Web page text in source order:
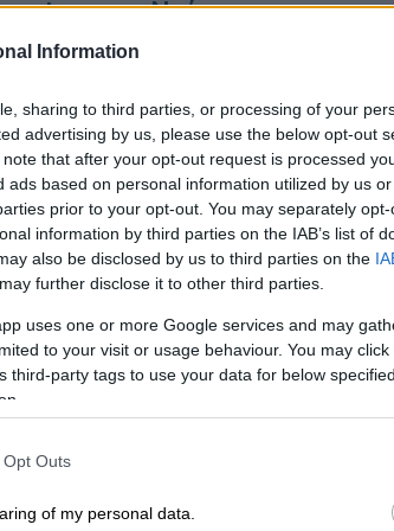
Information
sharing to third parties, or processing of your
advertising by us, please use the below opt-out
that after your opt-out request is processed
ads based on personal information utilized by us
prior to your opt-out. You may separately
information by third parties on the IAB’s list of
also be disclosed by us to third parties on the
further disclose it to other third parties.
uses one or more Google services and may
to your visit or usage behaviour. You may
third-party tags to use your data for below
Outs
of my personal data.
για την Ντόρα
- «Άδειασμα» από
περίπτωση θα
περαιτέρω ζήτημα» είπε ο
Μαρινάκης
|20.04.2026 06:24
«γαλάζιας»
Οι ζυμώσεις, τα
ραντεβού και η
για αλλαγή ατζέντας
για την κυβέρνηση, που έχει
αντιμέτωπη με πολλαπλά